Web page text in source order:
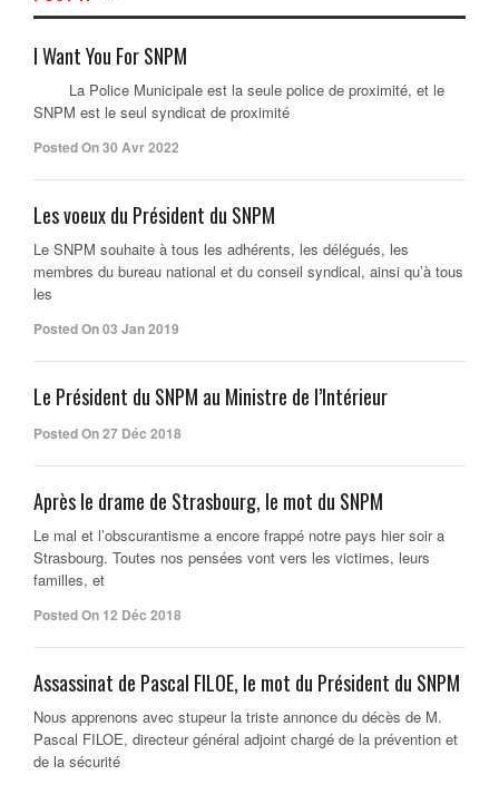
I Want You For SNPM
La Police Municipale est la seule police de proximité, et le
SNPM est le seul syndicat de proximité
Posted On 30 Avr 2022
Les voeux du Président du SNPM
Le SNPM souhaite à tous les adhérents, les délégués, les
membres du bureau national et du conseil syndical, ainsi qu’à tous
les
Posted On 03 Jan 2019
Le Président du SNPM au Ministre de l’Intérieur
Posted On 27 Déc 2018
Après le drame de Strasbourg, le mot du SNPM
Le mal et l’obscurantisme a encore frappé notre pays hier soir a
Strasbourg. Toutes nos pensées vont vers les victimes, leurs
familles, et
Posted On 12 Déc 2018
Assassinat de Pascal FILOE, le mot du Président du SNPM
Nous apprenons avec stupeur la triste annonce du décès de M.
Pascal FILOE, directeur général adjoint chargé de la prévention et
de la sécurité